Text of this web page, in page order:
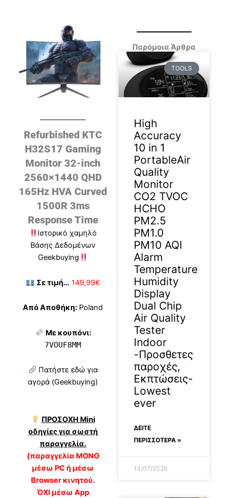
Refurbished KTC
H32S17 Gaming
Monitor 32-inch
2560×1440 QHD
165Hz HVA Curved
1500R 3ms
Response Time
Ιστορικό χαμηλό
Βάσης Δεδομένων
Geekbuying
Σε τιμή… 149,99€
Από Αποθήκη: Poland
Με κουπόνι:
7VOUF8MM
Πατήστε εδώ για
αγορά (Geekbuying)
ΠΡΟΣΟΧΗ Mini
οδηγίες για σωστή
παραγγελία.
(παραγγελία ΜΟΝΟ
μέσω PC ή μέσω
Browser κινητού.
ΌΧΙ μέσω App
Παρόμοια Άρθρα
TOOLS
High
Accuracy
10 in 1
PortableAir
Quality
Monitor
CO2 TVOC
HCHO
PM2.5
PM1.0
PM10 AQI
Alarm
Temperature
Humidity
Display
Dual Chip
Air Quality
Tester
Indoor
-Προσθετες
παροχές,
Εκπτώσεις-
Lowest
ever
ΔΕΊΤΕ
ΠΕΡΙΣΣΟΤΕΡΑ »
13/07/2026